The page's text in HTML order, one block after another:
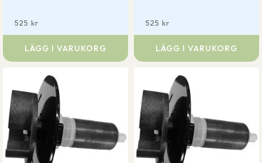
525 kr
LÄGG I VARUKORG
525 kr
LÄGG I VARUKORG